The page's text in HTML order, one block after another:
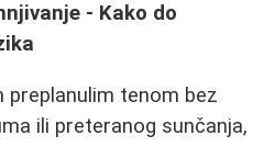
- Kako do
tenom bez
ili preteranog sunčanja,